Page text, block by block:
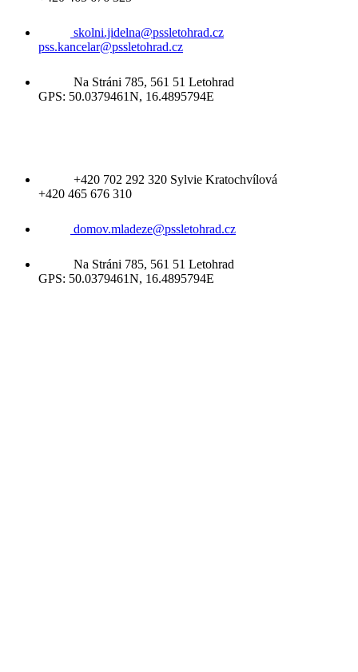
skolni.jidelna@pssletohrad.cz
pss.kancelar@pssletohrad.cz
Na Stráni 785, 561 51 Letohrad
GPS: 50.0379461N, 16.4895794E
+420 702 292 320 Sylvie Kratochvílová
+420 465 676 310
domov.mladeze@pssletohrad.cz
Na Stráni 785, 561 51 Letohrad
GPS: 50.0379461N, 16.4895794E